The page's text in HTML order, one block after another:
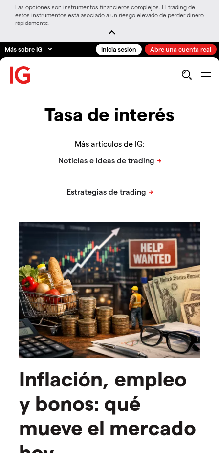
Las opciones son instrumentos financieros complejos. El trading de
estos instrumentos está asociado a un riesgo elevado de perder dinero
rápidamente.
Más sobre IG Inicia sesión Abre una cuenta real
Tasa de interés
Más artículos de IG:
Inflación, empleo
y bonos: qué
mueve el mercado